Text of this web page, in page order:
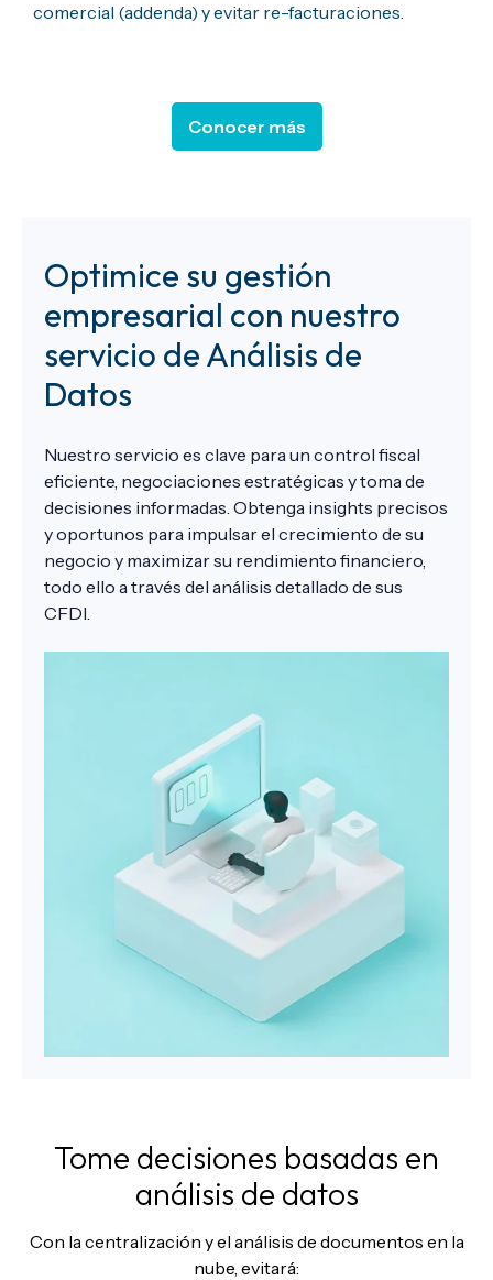
comercial (addenda) y evitar re-facturaciones.
Conocer más
Optimice su gestión
empresarial con nuestro
servicio de Análisis de
Datos
Nuestro servicio es clave para un control fiscal
eficiente, negociaciones estratégicas y toma de
decisiones informadas. Obtenga insights precisos
y oportunos para impulsar el crecimiento de su
negocio y maximizar su rendimiento financiero,
todo ello a través del análisis detallado de sus
CFDI.
Tome decisiones basadas en
análisis de datos
Con la centralización y el análisis de documentos en la
nube, evitará: